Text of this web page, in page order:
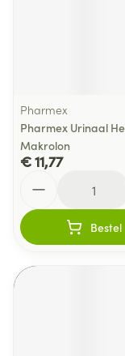
Pharmex
Pharmex Urinaal
Makrolon
€ 11,77
Bestel